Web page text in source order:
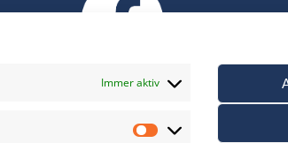
Immer aktiv